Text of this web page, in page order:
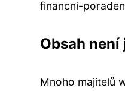
financni-
Obsah
Mnoho majitelů